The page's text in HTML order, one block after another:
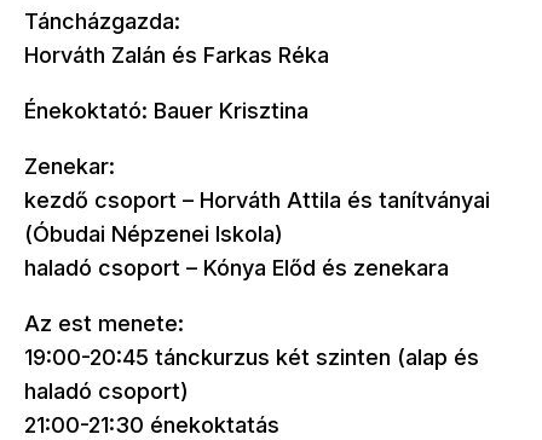
Táncházgazda:
Horváth Zalán és Farkas Réka
Énekoktató: Bauer Krisztina
Zenekar:
kezdő csoport – Horváth Attila és tanítványai
(Óbudai Népzenei Iskola)
haladó csoport – Kónya Előd és zenekara
Az est menete:
19:00-20:45 tánckurzus két szinten (alap és
haladó csoport)
21:00-21:30 énekoktatás